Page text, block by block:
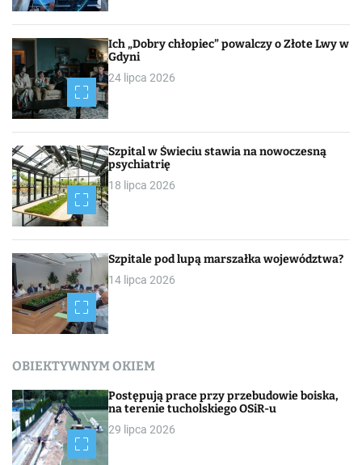
Ich „Dobry chłopiec” powalczy o Złote Lwy w
Gdyni
24 lipca 2026
Szpital w Świeciu stawia na nowoczesną
psychiatrię
18 lipca 2026
Szpitale pod lupą marszałka województwa?
14 lipca 2026
OBIEKTYWNYM OKIEM
Postępują prace przy przebudowie boiska,
na terenie tucholskiego OSiR-u
29 lipca 2026